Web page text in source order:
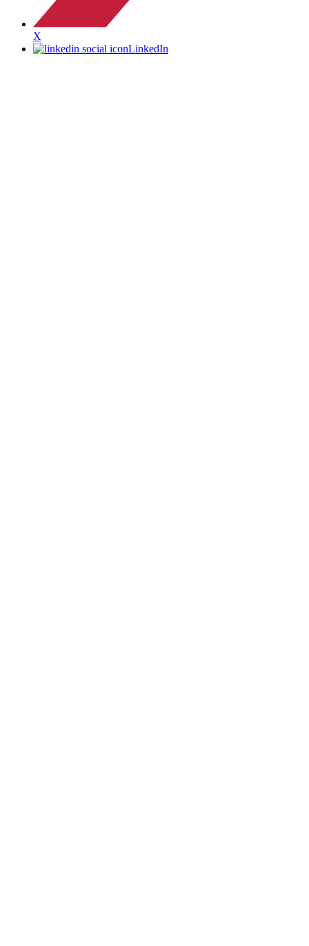
X
LinkedIn